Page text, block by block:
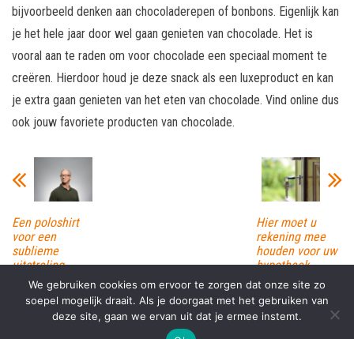
bijvoorbeeld denken aan chocoladerepen of bonbons. Eigenlijk kan
je het hele jaar door wel gaan genieten van chocolade. Het is
vooral aan te raden om voor chocolade een speciaal moment te
creëren. Hierdoor houd je deze snack als een luxeproduct en kan
je extra gaan genieten van het eten van chocolade. Vind online dus
ook jouw favoriete producten van chocolade.
Een poloshirt
voor een
sublieme
uitstraling
Hier moet u
rekening mee
houden voor uw
hypotheek
Proudly powered byWordPress |Theme:Envo Magazine
We gebruiken cookies om ervoor te zorgen dat onze site zo
soepel mogelijk draait. Als je doorgaat met het gebruiken van
deze site, gaan we ervan uit dat je ermee instemt.